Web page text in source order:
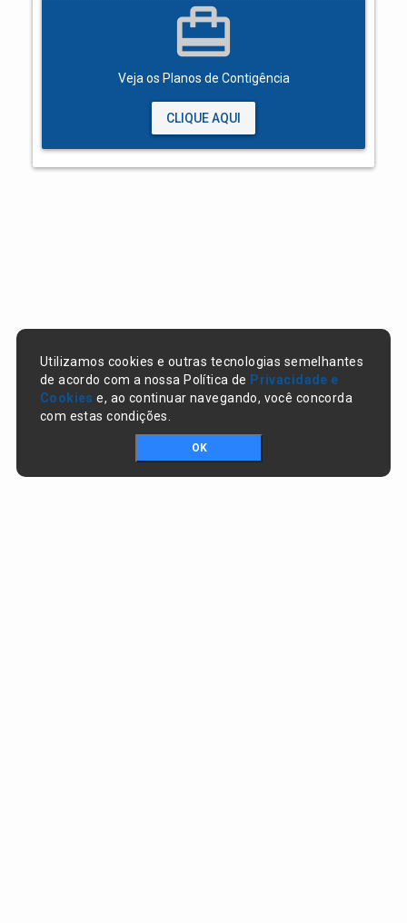
card_travel
Veja os Planos de Contigência
CLIQUE AQUI
Utilizamos cookies e outras tecnologias semelhantes
de acordo com a nossa Política de Privacidade e
Cookies e, ao continuar navegando, você concorda
com estas condições.
OK